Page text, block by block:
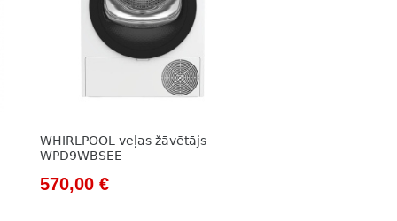
WHIRLPOOL veļas žāvētājs
WPD9WBSEE
Original
570,00€Current